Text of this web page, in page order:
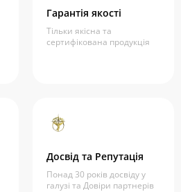
Гарантія якості
Тільки якісна та
сертифікована продукція
Досвід та Репутація
Понад 30 років досвіду у
галузі та Довіри партнерів